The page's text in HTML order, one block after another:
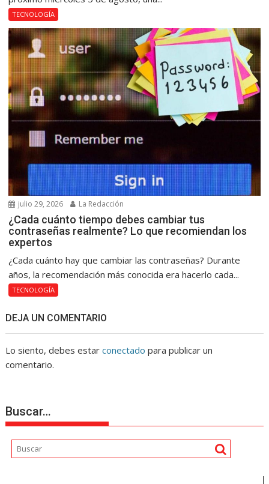
TECNOLOGÍA
julio 29, 2026 La Redacción
¿Cada cuánto tiempo debes cambiar tus
contraseñas realmente? Lo que recomiendan los
expertos
¿Cada cuánto hay que cambiar las contraseñas? Durante
años, la recomendación más conocida era hacerlo cada...
TECNOLOGÍA
DEJA UN COMENTARIO
Lo siento, debes estarconectado para publicar un
comentario.
Buscar…